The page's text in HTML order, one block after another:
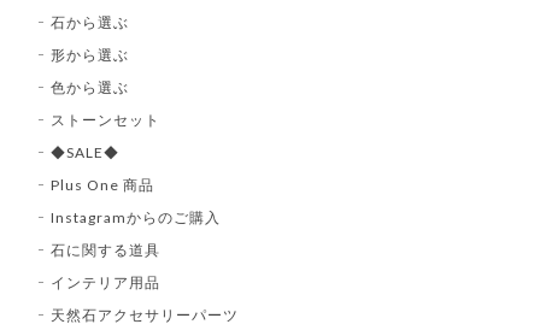
石から選ぶ
形から選ぶ
色から選ぶ
ストーンセット
◆SALE◆
Plus One 商品
Instagramからのご購入
石に関する道具
インテリア用品
天然石アクセサリーパーツ